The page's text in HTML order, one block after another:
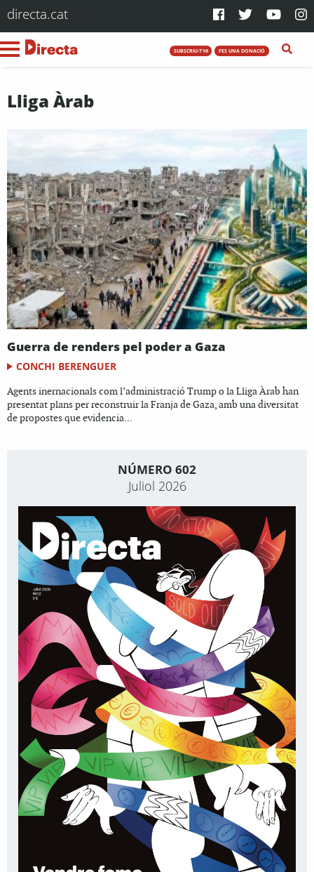
directa.cat
SUBSCRIU-T'HI FES UNA DONACIÓ
Lliga Àrab
Guerra de renders pel poder a Gaza
CONCHI BERENGUER
Agents inernacionals com l’administració Trump o la Lliga Àrab han
presentat plans per reconstruir la Franja de Gaza, amb una diversitat
de propostes que evidencia...
NÚMERO 602
Juliol 2026